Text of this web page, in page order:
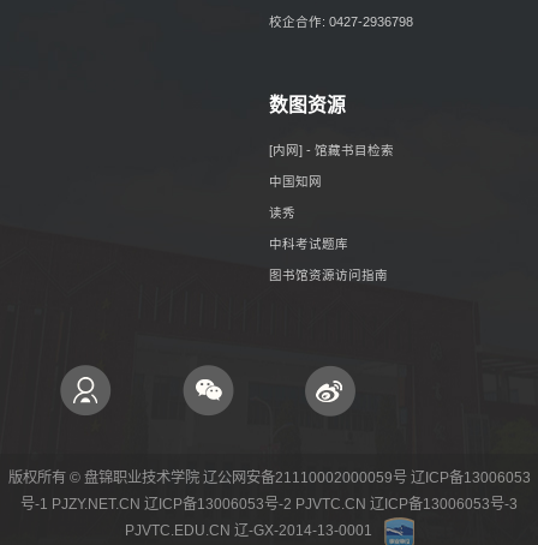
校企合作: 0427-2936798
数图资源
[内网] - 馆藏书目检索
中国知网
读秀
中科考试题库
图书馆资源访问指南
版权所有 © 盘锦职业技术学院 辽公网安备21110002000059号 辽ICP备13006053
号-1 PJZY.NET.CN 辽ICP备13006053号-2 PJVTC.CN 辽ICP备13006053号-3
PJVTC.EDU.CN 辽-GX-2014-13-0001